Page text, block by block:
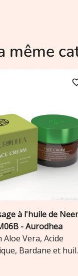
même
au panier
à l'huile de
- Aurodhea
Aloe Vera, Acide
Bardane et